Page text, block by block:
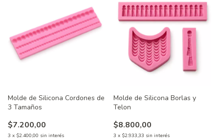
Molde de Silicona Cordones de
3 Tamaños
$7.200,00
3 x $2.400,00 sin interés
Molde de Silicona Borlas y
Telon
$8.800,00
3 x $2.933,33 sin interés